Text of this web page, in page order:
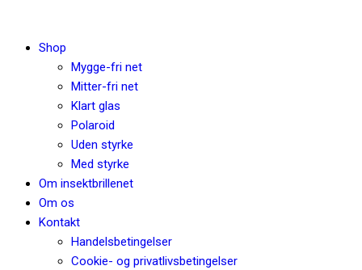
Shop
Mygge-fri net
Mitter-fri net
Klart glas
Polaroid
Uden styrke
Med styrke
Om insektbrillenet
Om os
Kontakt
Handelsbetingelser
Cookie- og privatlivsbetingelser